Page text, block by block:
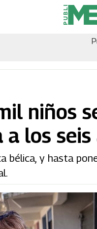
niños
los seis
bélica, y hasta